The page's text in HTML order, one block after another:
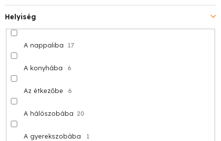
Helyiség
A nappaliba 17
A konyhába 6
Az étkezőbe 6
A hálószobába 20
A gyerekszobába 1